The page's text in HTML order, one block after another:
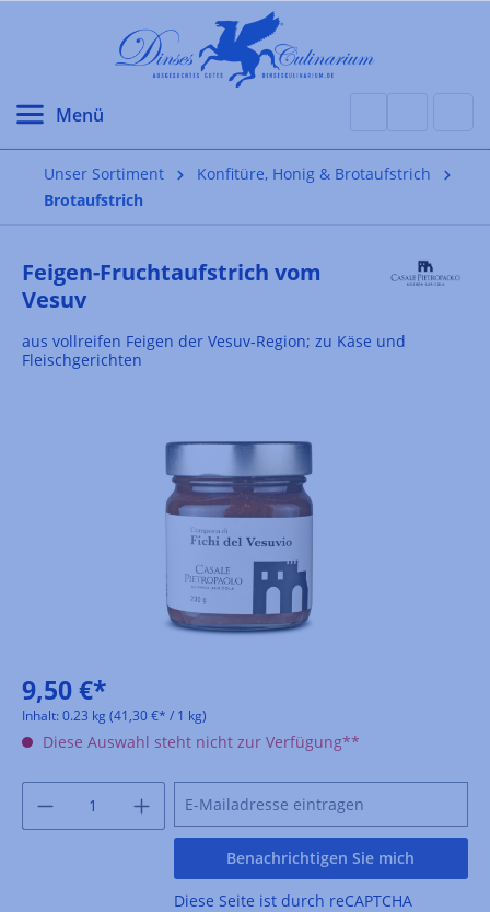
Unser Sortiment
Konfitüre, Honig & Brotaufstrich
Brotaufstrich
Feigen-Fruchtaufstrich vom
Vesuv
aus vollreifen Feigen der Vesuv-Region; zu Käse und
Fleischgerichten
9,50 €*
Inhalt: 0.23 kg (41,30 €* / 1 kg)
Diese Auswahl steht nicht zur Verfügung**
Benachrichtigen Sie mich
Diese Seite ist durch reCAPTCHA